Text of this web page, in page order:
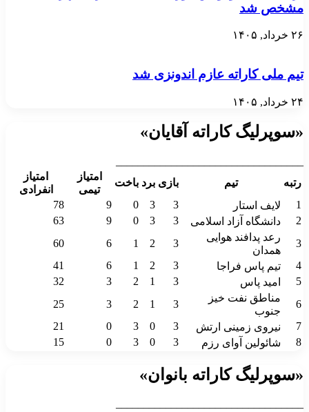
مشخص شد
۲۶ خرداد, ۱۴۰۵
تیم ملی کاراته عازم اندونزی شد
۲۴ خرداد, ۱۴۰۵
«سوپرلیگ کاراته آقایان»
رتبه
تیم بازی برد باخت
امتیاز
تیمی
امتیاز
انفرادی
1
لایف استار 3
3
0
9
78
2
دانشگاه آزاد اسلامی 3
3
0
9
63
3
رعد پدافند هوایی
همدان
3
2
1
6
60
4
تیم پاس فراجا 3
2
1
6
41
5
امید پاس 3
1
2
3
32
6
مناطق نفت خیز
جنوب
3
1
2
3
25
7
نیروی زمینی ارتش 3
0
3
0
21
8
شائولین آوای رزم 3
0
3
0
15
«سوپرلیگ کاراته بانوان»